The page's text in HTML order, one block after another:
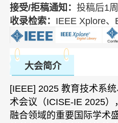
接受/拒稿通知：投稿后1周
收录检索： IEEE Xplore
大会简介
[IEEE] 2025 教育技术系
术会议（ICISE-IE 2025
融合领域的重要国际学术